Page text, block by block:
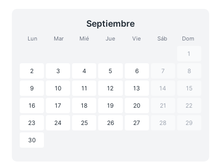
Septiembre
Lun Mar Mié Jue Vie Sáb Dom
1
2 3 4 5 6 7 8
9 10 11 12 13 14 15
16 17 18 19 20 21 22
23 24 25 26 27 28 29
30